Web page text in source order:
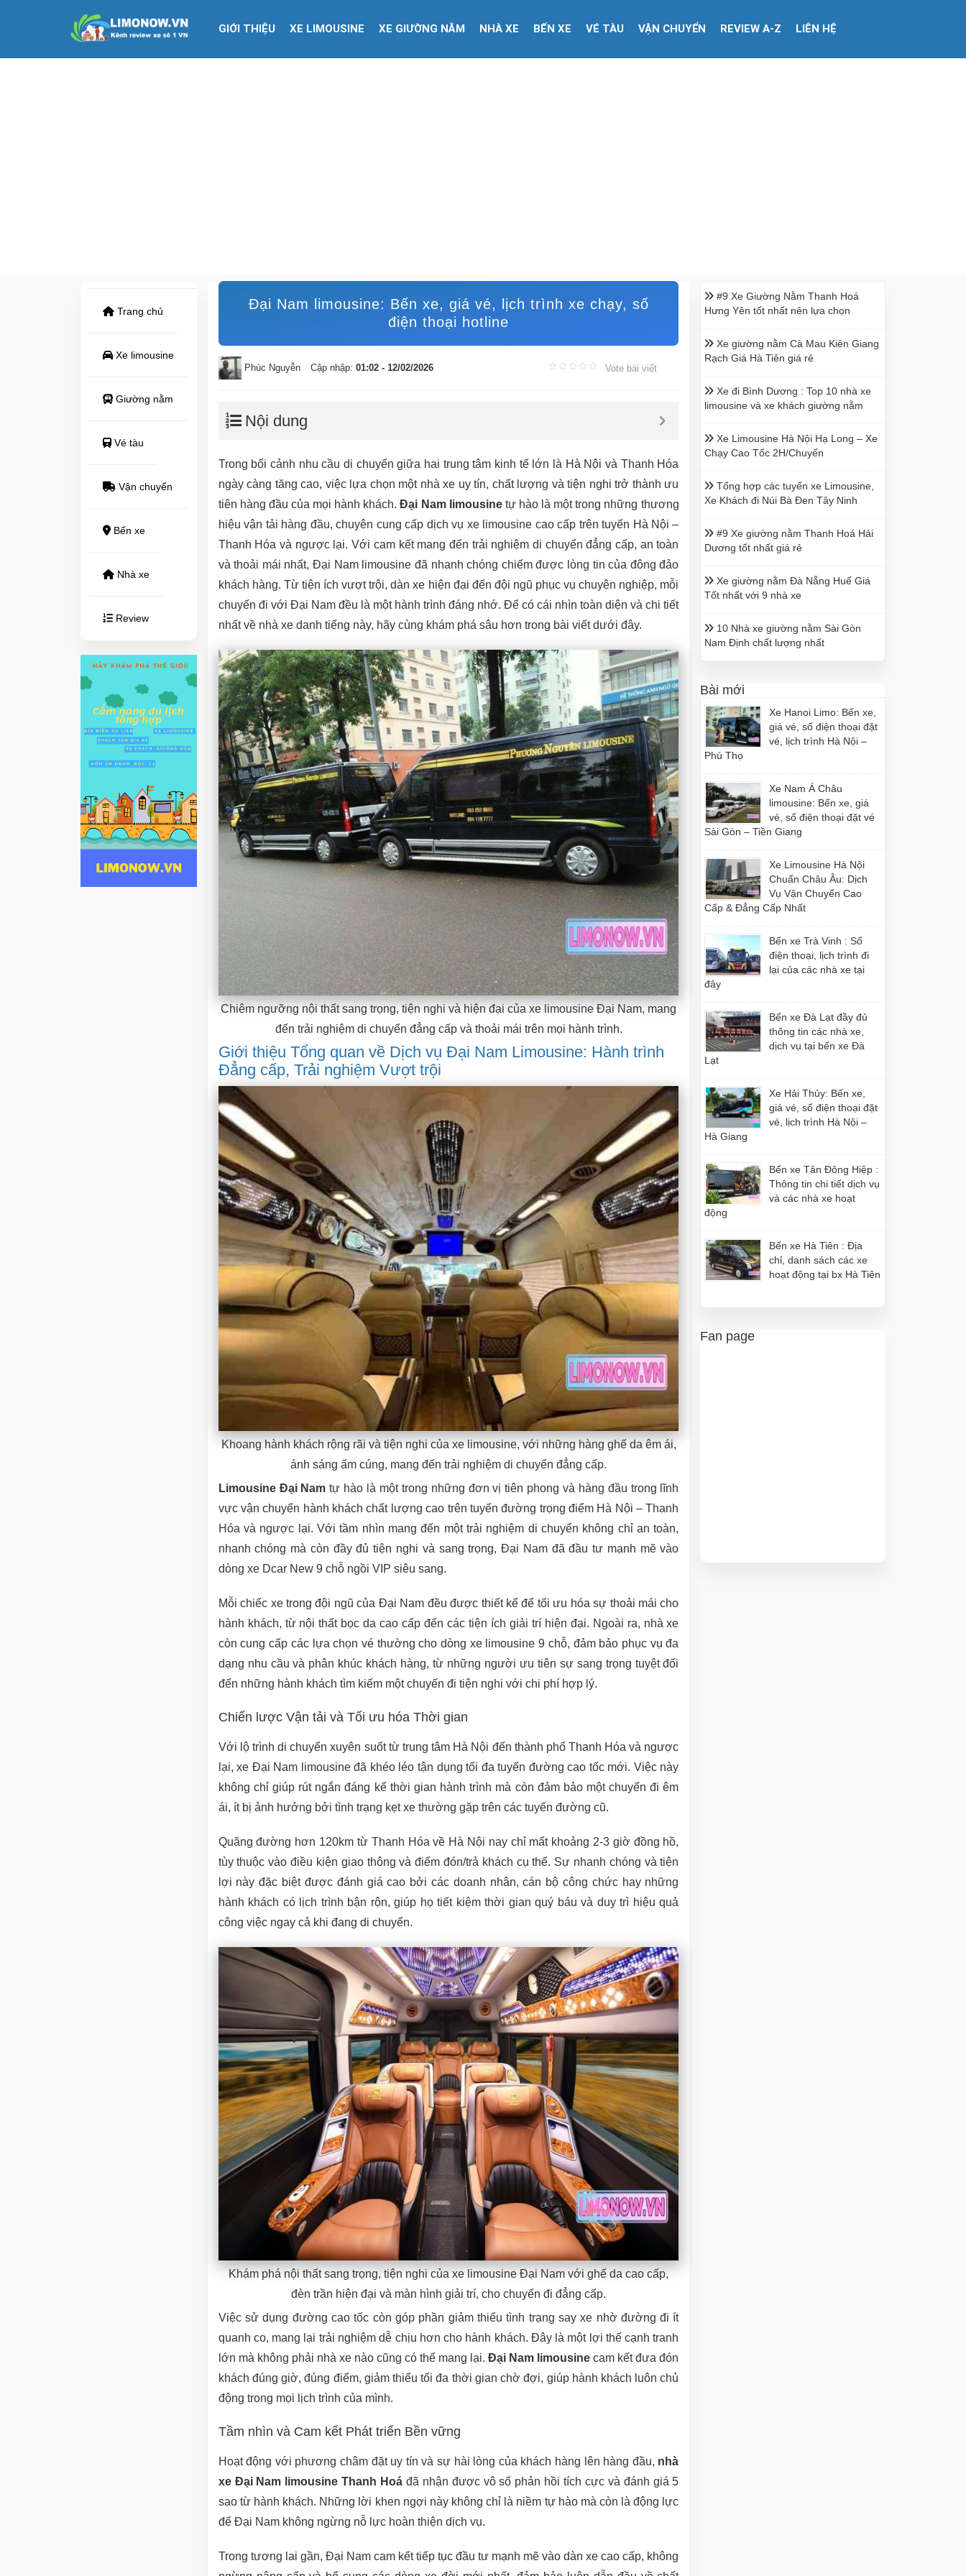
GIỚI THIỆU XE LIMOUSINE XE GIƯỜNG NẰM NHÀ XE BẾN XE VÉ TÀU VẬN CHUYỂN REVIEW A-Z LIÊN HỆ
Trang chủ
Xe limousine
Giường nằm
Vé tàu
Vận chuyển
Bến xe
Nhà xe
Review
Đại Nam limousine: Bến xe, giá vé, lịch trình xe chạy, số
điện thoại hotline
Phúc Nguyễn Cập nhập: 01:02 - 12/02/2026 Vote bài viết
Nội dung
Trong bối cảnh nhu cầu di chuyển giữa hai trung tâm kinh tế lớn là Hà Nội và Thanh Hóa
ngày càng tăng cao, việc lựa chọn một nhà xe uy tín, chất lượng và tiện nghi trở thành ưu
tiên hàng đầu của mọi hành khách.Đại Nam limousinetự hào là một trong những thương
hiệu vận tải hàng đầu, chuyên cung cấp dịch vụ xe limousine cao cấp trên tuyến Hà Nội –
Thanh Hóa và ngược lại. Với cam kết mang đến trải nghiệm di chuyển đẳng cấp, an toàn
và thoải mái nhất, Đại Nam limousine đã nhanh chóng chiếm được lòng tin của đông đảo
khách hàng. Từ tiện ích vượt trội, dàn xe hiện đại đến đội ngũ phục vụ chuyên nghiệp, mỗi
chuyến đi với Đại Nam đều là một hành trình đáng nhớ. Để có cái nhìn toàn diện và chi tiết
nhất về nhà xe danh tiếng này, hãy cùng khám phá sâu hơn trong bài viết dưới đây.
Chiêm ngưỡng nội thất sang trọng, tiện nghi và hiện đại của xe limousine Đại Nam, mang
đến trải nghiệm di chuyển đẳng cấp và thoải mái trên mọi hành trình.
Giới thiệu Tổng quan về Dịch vụ Đại Nam Limousine: Hành trình
Đẳng cấp, Trải nghiệm Vượt trội
Khoang hành khách rộng rãi và tiện nghi của xe limousine, với những hàng ghế da êm ái,
ánh sáng ấm cúng, mang đến trải nghiệm di chuyển đẳng cấp.
Limousine Đại Nam tự hào là một trong những đơn vị tiên phong và hàng đầu trong lĩnh
vực vận chuyển hành khách chất lượng cao trên tuyến đường trọng điểm Hà Nội – Thanh
Hóa và ngược lại. Với tầm nhìn mang đến một trải nghiệm di chuyển không chỉ an toàn,
nhanh chóng mà còn đầy đủ tiện nghi và sang trọng, Đại Nam đã đầu tư mạnh mẽ vào
dòng xe Dcar New 9 chỗ ngồi VIP siêu sang.
Mỗi chiếc xe trong đội ngũ của Đại Nam đều được thiết kế để tối ưu hóa sự thoải mái cho
hành khách, từ nội thất bọc da cao cấp đến các tiện ích giải trí hiện đại. Ngoài ra, nhà xe
còn cung cấp các lựa chọn vé thường cho dòng xe limousine 9 chỗ, đảm bảo phục vụ đa
dạng nhu cầu và phân khúc khách hàng, từ những người ưu tiên sự sang trọng tuyệt đối
đến những hành khách tìm kiếm một chuyến đi tiện nghi với chi phí hợp lý.
Chiến lược Vận tải và Tối ưu hóa Thời gian
Với lộ trình di chuyển xuyên suốt từ trung tâm Hà Nội đến thành phố Thanh Hóa và ngược
lại, xe Đại Nam limousine đã khéo léo tận dụng tối đa tuyến đường cao tốc mới. Việc này
không chỉ giúp rút ngắn đáng kể thời gian hành trình mà còn đảm bảo một chuyến đi êm
ái, ít bị ảnh hưởng bởi tình trạng kẹt xe thường gặp trên các tuyến đường cũ.
Quãng đường hơn 120km từ Thanh Hóa về Hà Nội nay chỉ mất khoảng 2-3 giờ đồng hồ,
tùy thuộc vào điều kiện giao thông và điểm đón/trả khách cụ thể. Sự nhanh chóng và tiện
lợi này đặc biệt được đánh giá cao bởi các doanh nhân, cán bộ công chức hay những
hành khách có lịch trình bận rộn, giúp họ tiết kiệm thời gian quý báu và duy trì hiệu quả
công việc ngay cả khi đang di chuyển.
Khám phá nội thất sang trọng, tiện nghi của xe limousine Đại Nam với ghế da cao cấp,
đèn trần hiện đại và màn hình giải trí, cho chuyến đi đẳng cấp.
Việc sử dụng đường cao tốc còn góp phần giảm thiểu tình trạng say xe nhờ đường đi ít
quanh co, mang lại trải nghiệm dễ chịu hơn cho hành khách. Đây là một lợi thế cạnh tranh
lớn mà không phải nhà xe nào cũng có thể mang lại.Đại Nam limousine cam kết đưa đón
khách đúng giờ, đúng điểm, giảm thiểu tối đa thời gian chờ đợi, giúp hành khách luôn chủ
động trong mọi lịch trình của mình.
Tầm nhìn và Cam kết Phát triển Bền vững
Hoạt động với phương châm đặt uy tín và sự hài lòng của khách hàng lên hàng đầu, nhà
xe Đại Nam limousine Thanh Hoá đã nhận được vô số phản hồi tích cực và đánh giá 5
sao từ hành khách. Những lời khen ngợi này không chỉ là niềm tự hào mà còn là động lực
để Đại Nam không ngừng nỗ lực hoàn thiện dịch vụ.
Trong tương lai gần, Đại Nam cam kết tiếp tục đầu tư mạnh mẽ vào dàn xe cao cấp, không
#9 Xe Giường Nằm Thanh Hoá
Hưng Yên tốt nhất nên lựa chọn
Xe giường nằm Cà Mau Kiên Giang
Rạch Giá Hà Tiên giá rẻ
Xe đi Bình Dương : Top 10 nhà xe
limousine và xe khách giường nằm
Xe Limousine Hà Nội Hạ Long – Xe
Chạy Cao Tốc 2H/Chuyến
Tổng hợp các tuyến xe Limousine,
Xe Khách đi Núi Bà Đen Tây Ninh
#9 Xe giường nằm Thanh Hoá Hải
Dương tốt nhất giá rẻ
Xe giường nằm Đà Nẵng Huế Giá
Tốt nhất với 9 nhà xe
10 Nhà xe giường nằm Sài Gòn
Nam Định chất lượng nhất
Bài mới
Xe Hanoi Limo: Bến xe,
giá vé, số điện thoại đặt
vé, lịch trình Hà Nội –
Phú Thọ
Xe Nam Á Châu
limousine: Bến xe, giá
vé, số điện thoại đặt vé
Sài Gòn – Tiền Giang
Xe Limousine Hà Nội
Chuẩn Châu Âu: Dịch
Vụ Vận Chuyển Cao
Cấp & Đẳng Cấp Nhất
Bến xe Trà Vinh : Số
điện thoại, lịch trình đi
lại của các nhà xe tại
đây
Bến xe Đà Lạt đầy đủ
thông tin các nhà xe,
dịch vụ tại bến xe Đà
Lạt
Xe Hải Thủy: Bến xe,
giá vé, số điện thoại đặt
vé, lịch trình Hà Nội –
Hà Giang
Bến xe Tân Đông Hiệp :
Thông tin chi tiết dịch vụ
và các nhà xe hoạt
động
Bến xe Hà Tiên : Địa
chỉ, danh sách các xe
hoạt động tại bx Hà Tiên
Fan page